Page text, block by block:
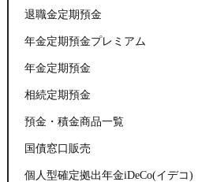
退職金定期預金
年金定期預金プレミアム
年金定期預金
相続定期預金
預金・積金商品一覧
国債窓口販売
個人型確定拠出年金iDeCo(イデコ)